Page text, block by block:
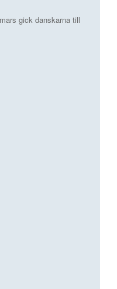
gick danskarna till